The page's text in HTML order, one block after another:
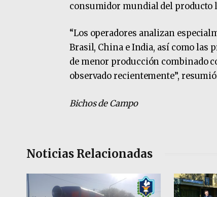
consumidor mundial del producto
“Los operadores analizan
Brasil, China e India, así como las
de menor producción combinado
observado recientemente”,
Bichos de Campo
Noticias Relacionadas